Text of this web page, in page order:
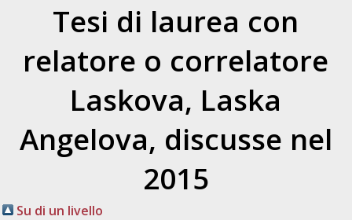
Tesi di laurea con
relatore o correlatore
Laskova, Laska
Angelova, discusse nel
2015
Su di un livello